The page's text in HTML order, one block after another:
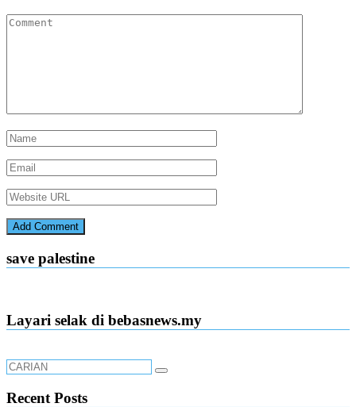
save palestine
Layari selak di bebasnews.my
Recent Posts